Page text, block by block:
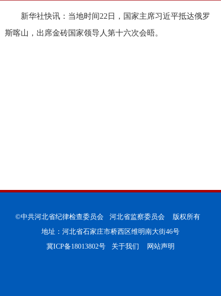
新华社快讯：当地时间22日，国家主席习近平抵达俄罗
斯喀山，出席金砖国家领导人第十六次会晤。
©中共河北省纪律检查委员会 河北省监察委员会 版权所有
地址：河北省石家庄市桥西区维明南大街46号
冀ICP备18013802号
关于我们 网站声明